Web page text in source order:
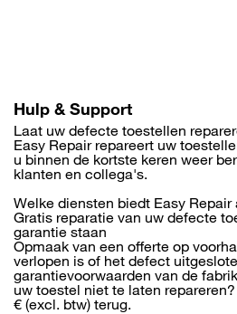
Hulp & Support
Laat uw defecte toestellen
Easy Repair repareert uw
u binnen de kortste keren weer
klanten en collega's.
Welke diensten biedt Easy Repair
Gratis reparatie van uw defecte
garantie staan
Opmaak van een offerte op
verlopen is of het defect
garantievoorwaarden van de
uw toestel niet te laten
€ (excl. btw) terug.